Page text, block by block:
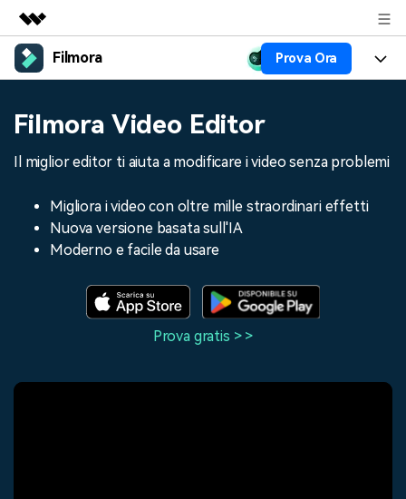
Prodotti in evidenza
Utilità
Soluzione
Filmora Prova Ora
Risorse
Audio
Risorse
Tip per Editing
Tip per Live-Streaming
Centro Aiuto
Siamo qui per aiutarti
Scopri come i nostri clienti
Filmora Video Editor
Il miglior editor ti aiuta a modificare i video senza problemi
Migliora i video con oltre mille straordinari effetti
Nuova versione basata sull'IA
Moderno e facile da usare
Prova gratis > >